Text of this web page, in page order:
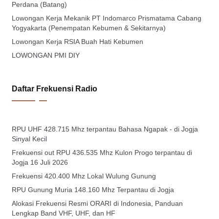
Perdana (Batang)
Lowongan Kerja Mekanik PT Indomarco Prismatama Cabang
Yogyakarta (Penempatan Kebumen & Sekitarnya)
Lowongan Kerja RSIA Buah Hati Kebumen
LOWONGAN PMI DIY
Daftar Frekuensi Radio
RPU UHF 428.715 Mhz terpantau Bahasa Ngapak - di Jogja
Sinyal Kecil
Frekuensi out RPU 436.535 Mhz Kulon Progo terpantau di
Jogja 16 Juli 2026
Frekuensi 420.400 Mhz Lokal Wulung Gunung
RPU Gunung Muria 148.160 Mhz Terpantau di Jogja
Alokasi Frekuensi Resmi ORARI di Indonesia, Panduan
Lengkap Band VHF, UHF, dan HF